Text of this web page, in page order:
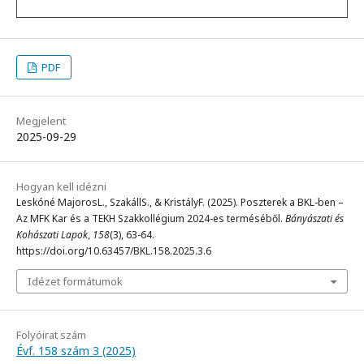
PDF
Megjelent
2025-09-29
Hogyan kell idézni
Leskóné MajorosL., SzakállS., & KristályF. (2025). Poszterek a BKL-ben –
Az MFK Kar és a TEKH Szakkollégium 2024-es terméséből. Bányászati és
Kohászati Lapok, 158(3), 63-64.
https://doi.org/10.63457/BKL.158.2025.3.6
Idézet formátumok
Folyóirat szám
Évf. 158 szám 3 (2025)